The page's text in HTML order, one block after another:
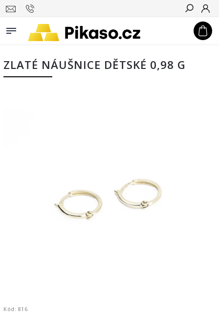
Hledat
ZLATÉ NÁUŠNICE DĚTSKÉ 0,98 G
Kód: 816